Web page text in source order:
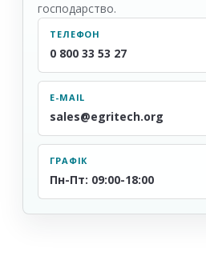
господарство.
ТЕЛЕФОН
0 800 33 53 27
E-MAIL
sales@egritech.org
ГРАФІК
Пн-Пт: 09:00-18:00